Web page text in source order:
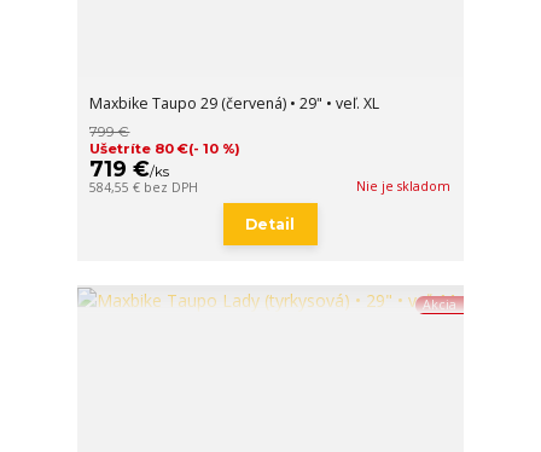
Maxbike Taupo 29 (červená) • 29" • veľ. XL
799 €
Ušetríte 80 €(- 10 %)
719 €/ks
584,55 € bez DPH Nie je skladom
Detail
Akcia